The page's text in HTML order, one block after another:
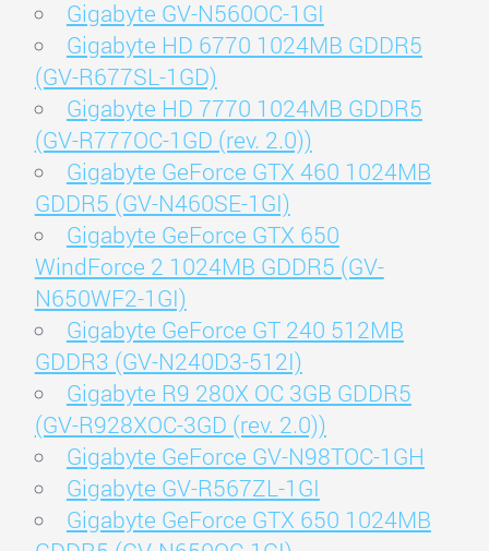
Gigabyte GV-N560OC-1GI
Gigabyte HD 6770 1024MB GDDR5
(GV-R677SL-1GD)
Gigabyte HD 7770 1024MB GDDR5
(GV-R777OC-1GD (rev. 2.0))
Gigabyte GeForce GTX 460 1024MB
GDDR5 (GV-N460SE-1GI)
Gigabyte GeForce GTX 650
WindForce 2 1024MB GDDR5 (GV-
N650WF2-1GI)
Gigabyte GeForce GT 240 512MB
GDDR3 (GV-N240D3-512I)
Gigabyte R9 280X OC 3GB GDDR5
(GV-R928XOC-3GD (rev. 2.0))
Gigabyte GeForce GV-N98TOC-1GH
Gigabyte GV-R567ZL-1GI
Gigabyte GeForce GTX 650 1024MB